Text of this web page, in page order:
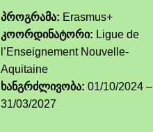
პროგრამა: Erasmus+
კოორდინატორი: Ligue de
l’Enseignement Nouvelle-
Aquitaine
ხანგრძლივობა: 01/10/2024 –
31/03/2027